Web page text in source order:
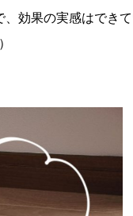
効果の実感はでき